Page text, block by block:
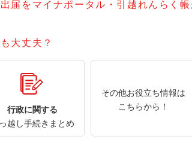
届をマイナポータル・引越れんらく帳
大丈夫？
行政に関する
越し手続きまとめ
その他お役立ち情報は
こちらから！